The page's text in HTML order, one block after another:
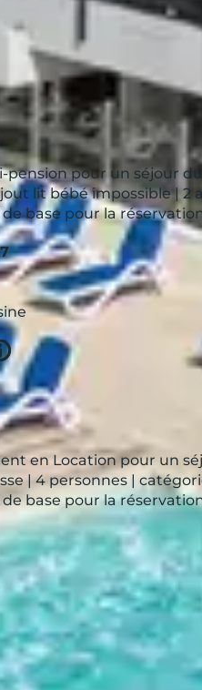
pour un séjour
lit bébé impossible | 2
base pour la
en Location pour un
| 4 personnes |
base pour la